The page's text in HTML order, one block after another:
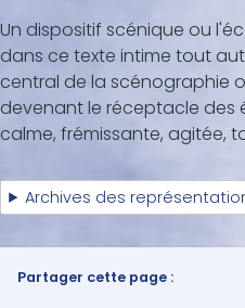
Un dispositif scénique ou
dans ce texte intime tout
central de la scénographie
devenant le réceptacle des
calme, frémissante, agitée,
Archives des
Partager cette page :